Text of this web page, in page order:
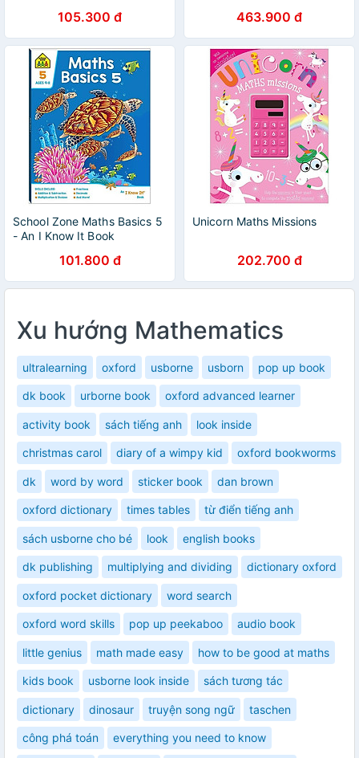
105.300 đ 463.900 đ
School Zone Maths Basics 5
- An I Know It Book
101.800 đ
Unicorn Maths Missions
202.700 đ
Xu hướng Mathematics
ultralearning oxford usborne usborn pop up book
dk book urborne book oxford advanced learner
activity book sách tiếng anh look inside
christmas carol diary of a wimpy kid oxford bookworms
dk word by word sticker book dan brown
oxford dictionary times tables từ điển tiếng anh
sách usborne cho bé look english books
dk publishing multiplying and dividing dictionary oxford
oxford pocket dictionary word search
oxford word skills pop up peekaboo audio book
little genius math made easy how to be good at maths
kids book usborne look inside sách tương tác
dictionary dinosaur truyện song ngữ taschen
công phá toán everything you need to know